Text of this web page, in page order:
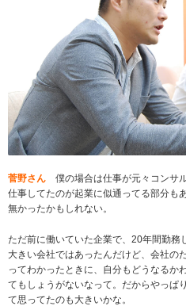
菅野さん
僕の場合は仕事が元々コンサ
仕事してたのが起業に似通ってる部分も
無かったかもしれない。
ただ前に働いていた企業で、20年間勤務
大きい会社ではあったんだけど、会社の
ってわかったときに、自分もどうなるか
てもしょうがないなって。だからやっぱ
て思ってたのも大きいかな。